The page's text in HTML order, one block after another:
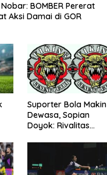
BOMBER Pererat
Aksi Damai di GOR
Suporter Bola Makin
Dewasa, Sopian
Doyok: Rivalitas